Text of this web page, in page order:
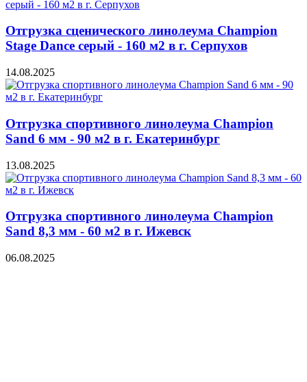
Отгрузка сценического линолеума Champion
Stage Dance серый - 160 м2 в г. Серпухов
14.08.2025
Отгрузка спортивного линолеума Champion
Sand 6 мм - 90 м2 в г. Екатеринбург
13.08.2025
Отгрузка спортивного линолеума Champion
Sand 8,3 мм - 60 м2 в г. Ижевск
06.08.2025